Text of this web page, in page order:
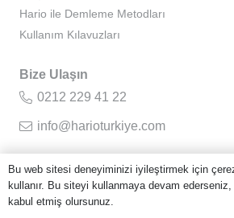
Hario ile Demleme Metodları
Kullanım Kılavuzları
Bize Ulaşın
0212 229 41 22
info@harioturkiye.com
Kurumsal
Hakkımızda
Bu web sitesi deneyiminizi iyileştirmek için
kullanır. Bu siteyi kullanmaya devam ederseniz,
kabul etmiş olursunuz.